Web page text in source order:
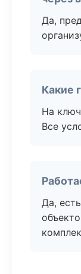
Да,
Какие
На
Все
Да,